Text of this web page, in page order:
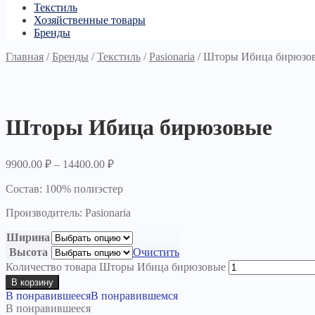
Текстиль
Хозяйственные товары
Бренды
Главная /Бренды /Текстиль /Pasionaria /Шторы Ибица
Шторы Ибица бирюзовые
9900.00 ₽ – 14400.00 ₽
Состав: 100% полиэстер
Производитель: Pasionaria
Ширина
Высота
Очистить
Количество товара Шторы Ибица бирюзовые
В корзину
В понравившеесяВ понравившемся
В понравившееся